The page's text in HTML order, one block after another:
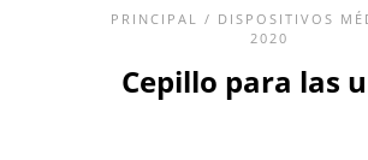
PRINCIPAL / DISPOSITIVOS
2020
Cepillo para las